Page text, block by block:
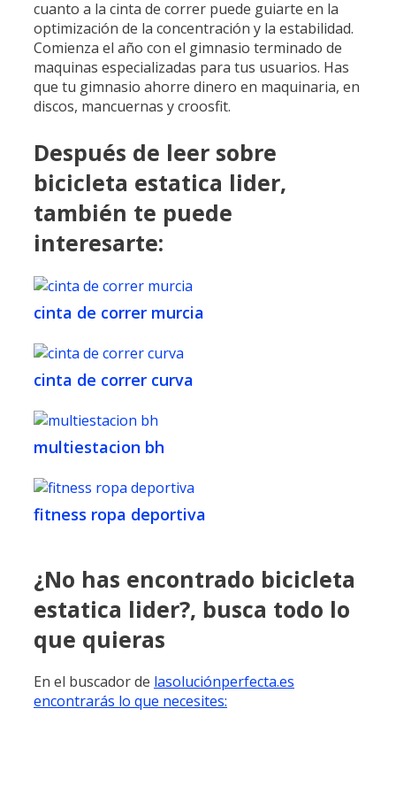
cuanto a la cinta de correr puede guiarte en la
optimización de la concentración y la estabilidad.
Comienza el año con el gimnasio terminado de
maquinas especializadas para tus usuarios. Has
que tu gimnasio ahorre dinero en maquinaria, en
discos, mancuernas y croosfit.
Después de leer sobre
bicicleta estatica lider,
también te puede
interesarte:
cinta de correr murcia
cinta de correr curva
multiestacion bh
fitness ropa deportiva
¿No has encontrado bicicleta
estatica lider?, busca todo lo
que quieras
En el buscador de lasoluciónperfecta.es
encontrarás lo que necesites: